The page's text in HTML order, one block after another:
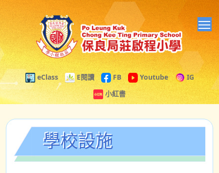
eClass E閱讀 FB Youtube
IG
小紅書
學校設施